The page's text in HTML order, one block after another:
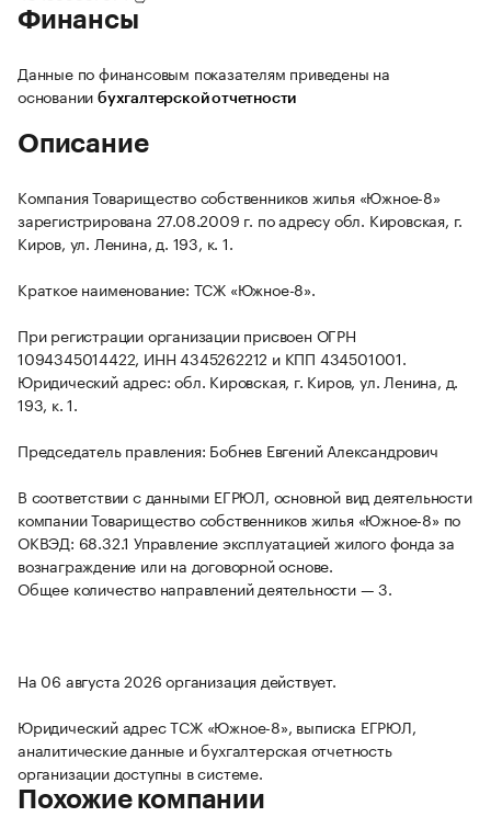
Финансы
Данные по финансовым показателям приведены на
основании бухгалтерской отчетности
Описание
Компания Товарищество собственников жилья «Южное-8»
зарегистрирована 27.08.2009 г. по адресу обл. Кировская, г.
Киров, ул. Ленина, д. 193, к. 1.
Краткое наименование: ТСЖ «Южное-8».
При регистрации организации присвоен ОГРН
1094345014422, ИНН 4345262212 и КПП 434501001.
Юридический адрес: обл. Кировская, г. Киров, ул. Ленина, д.
193, к. 1.
Председатель правления: Бобнев Евгений Александрович
В соответствии с данными ЕГРЮЛ, основной вид деятельности
компании Товарищество собственников жилья «Южное-8» по
ОКВЭД: 68.32.1 Управление эксплуатацией жилого фонда за
вознаграждение или на договорной основе.
Общее количество направлений деятельности — 3.
На 06 августа 2026 организация действует.
Юридический адрес ТСЖ «Южное-8», выписка ЕГРЮЛ,
аналитические данные и бухгалтерская отчетность
организации доступны в системе.
Похожие компании